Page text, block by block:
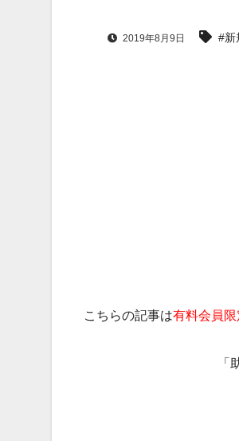
2019年8月9日 #新
こちらの記事は有料会員限
「